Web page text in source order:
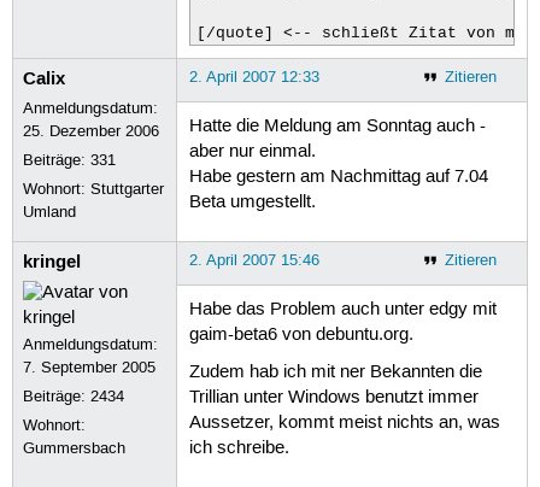
[/quote] <-- schließt Zitat von
Calix
Anmeldungsdatum:
25. Dezember 2006
Beiträge:331
Wohnort: Stuttgarter
Umland
Zitieren
2. April 2007 12:33
Hatte die Meldung am Sonntag auch -
aber nur einmal.
Habe gestern am Nachmittag auf 7.04
Beta umgestellt.
kringel
Anmeldungsdatum:
7. September 2005
Beiträge:2434
Wohnort:
Gummersbach
Zitieren
2. April 2007 15:46
Habe das Problem auch unter edgy mit
gaim-beta6 von debuntu.org.
Zudem hab ich mit ner Bekannten die
Trillian unter Windows benutzt immer
Aussetzer, kommt meist nichts an, was
ich schreibe.